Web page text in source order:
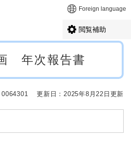
ーを飛ばして本文へ Foreign language
閲覧補助
年次報告書
更新日：2025年8月22日更新